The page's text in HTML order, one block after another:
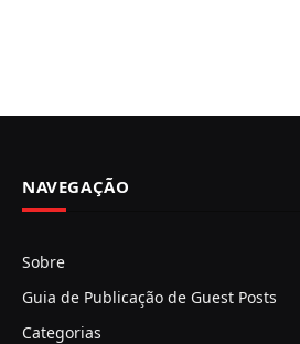
NAVEGAÇÃO
Sobre
Guia de Publicação de Guest Posts
Categorias